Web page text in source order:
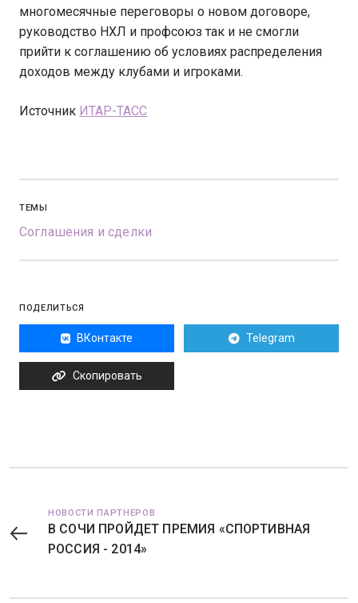
многомесячные переговоры о новом договоре,
руководство НХЛ и профсоюз так и не смогли
прийти к соглашению об условиях распределения
доходов между клубами и игроками.
Источник ИТАР-ТАСС
ТЕМЫ
Соглашения и сделки
ПОДЕЛИТЬСЯ
ВКонтакте Telegram
Скопировать
НОВОСТИ ПАРТНЕРОВ
В СОЧИ ПРОЙДЕТ ПРЕМИЯ «СПОРТИВНАЯ
РОССИЯ - 2014»